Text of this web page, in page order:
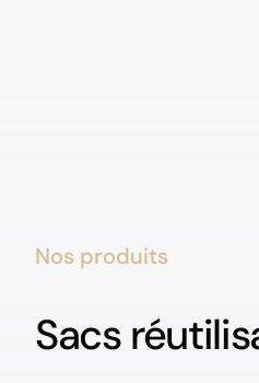
Nos produits
Sacs